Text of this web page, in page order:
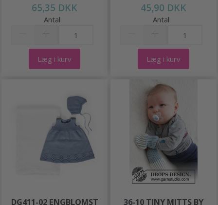
65,35 DKK
Antal
Læg i kurv
45,90 DKK
Antal
Læg i kurv
DG411-02 ENGBLOMST 36-10 TINY MITTS BY